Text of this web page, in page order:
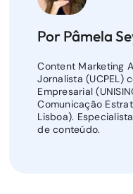
Por Pâmela
Content Marketing
Jornalista (UCPEL)
Empresarial
Comunicação
Lisboa).
de conteúdo.